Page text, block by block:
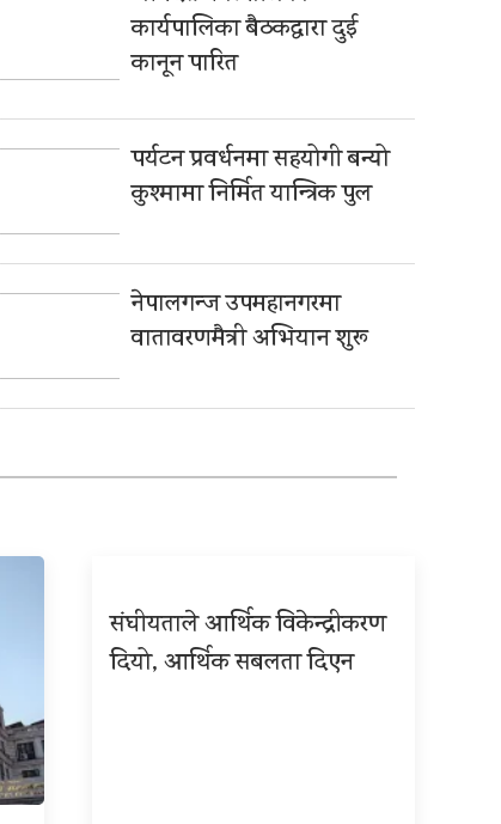
कार्यपालिका बैठकद्वारा दुई
कानून पारित
पर्यटन प्रवर्धनमा सहयोगी बन्यो
कुश्मामा निर्मित यान्त्रिक पुल
नेपालगन्ज उपमहानगरमा
वातावरणमैत्री अभियान शुरू
संघीयताले आर्थिक विकेन्द्रीकरण
दियो, आर्थिक सबलता दिएन